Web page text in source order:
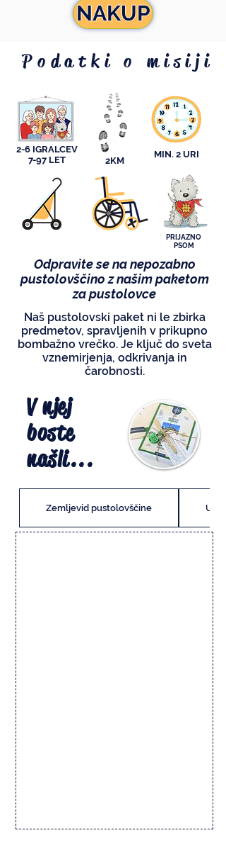
NAKUP
Podatki o misiji
2-6 IGRALCEV
7-97 LET
2KM
MIN. 2 URI
PRIJAZNO
PSOM
Odpravite se na nepozabno
pustolovščino z našim paketom
za pustolovce
Naš pustolovski paket ni le zbirka
predmetov, spravljenih v prikupno
bombažno vrečko. Je ključ do sveta
vznemirjenja, odkrivanja in
čarobnosti.
V njej
boste
našli...
Zemljevid pustolovščine